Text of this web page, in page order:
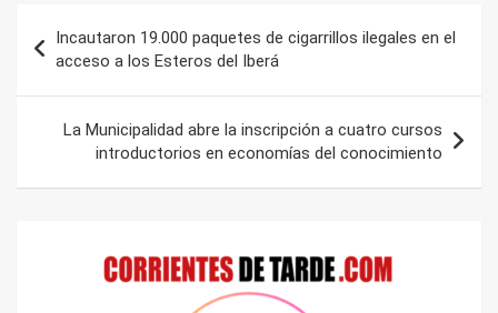
de
entradas
Incautaron 19.000 paquetes de cigarrillos ilegales en el
acceso a los Esteros del Iberá
La Municipalidad abre la inscripción a cuatro cursos
introductorios en economías del conocimiento